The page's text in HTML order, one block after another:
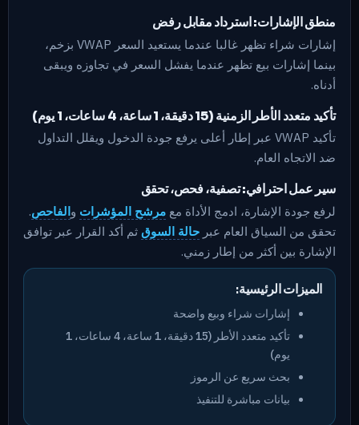
منطق الإشارات: استرداد مقابل رفض
إشارات شراء تظهر غالبا عندما يستعيد السعر VWAP بزخم،
بينما إشارات بيع تظهر عندما يفشل السعر في تجاوزه ويبقى
أدناه.
تأكيد متعدد الأطر الزمنية (15 دقيقة، 1 ساعة، 4 ساعات، 1 يوم)
تأكيد VWAP عبر إطار أعلى يرفع جودة الدخول ويقلل التداول
ضد الاتجاه العام.
سير عمل احترافي: تصفية، فحص، تحقق
لرفع جودة الإشارة، ادمج الأداة مع مرشح المؤشرات والفاحص.
تحقق من السياق العام عبر حالة السوق ثم أكد القرار عبر توافق
الإشارة بين أكثر من إطار زمني.
الميزات الرئيسية:
إشارات شراء وبيع واضحة
تأكيد متعدد الأطر (15 دقيقة، 1 ساعة، 4 ساعات، 1
يوم)
بحث سريع عن الرموز
بيانات مباشرة للتنفيذ